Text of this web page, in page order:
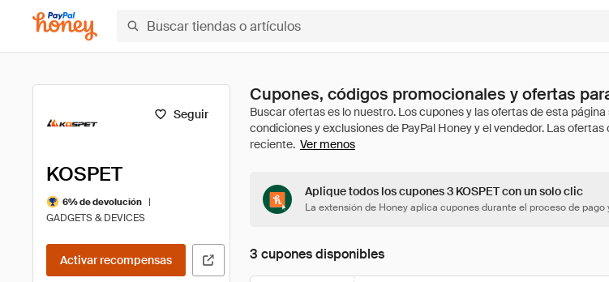
Seguir
KOSPET
6% de devolución
|
GADGETS & DEVICES
Activar recompensas
Cupones, códigos promocionales y ofertas
Ver menos
Aplique todos los cupones 3 KOSPET con un solo clic
La extensión de Honey aplica cupones durante el proceso de
3 cupones disponibles